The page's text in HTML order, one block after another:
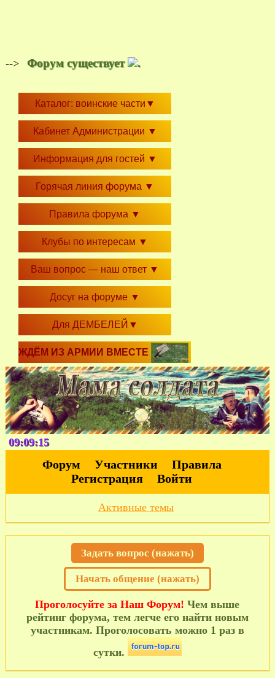
--> Форум существует .
Каталог: воинские части ▼
Кабинет Администрации ▼
Информация для гостей ▼
Горячая линия форума ▼
Правила форума ▼
Клубы по интересам ▼
Ваш вопрос — наш ответ ▼
Досуг на форуме ▼
Для ДЕМБЕЛЕЙ ▼
ЖДЁМ ИЗ АРМИИ ВМЕСТЕ
09:09:16
Форум Участники
Правила
Регистрация
Войти
Активные темы
Задать вопрос (нажать)
Начать общение (нажать)
Проголосуйте за Наш Форум! Чем выше
рейтинг форума, тем легче его найти новым
участникам. Проголосовать можно 1 раз в
сутки.